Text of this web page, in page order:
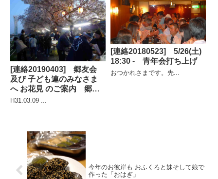
[連絡20190403] 郷友会
及び 子ども連のみなさま
へ お花見 のご案内 郷友
会長
H31.03.09 ...
[連絡20180523] 5/26(土)
18:30 - 青年会打ち上げ
おつかれさまです。先...
今年のお彼岸も おふくろと妹そして娘で
作った「おはぎ」